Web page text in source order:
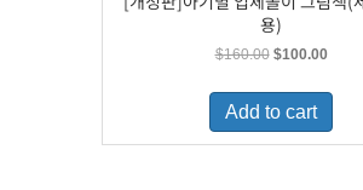
용)
$160.00 Original
was:
$160.00.
$100.00
is:
Add to cart